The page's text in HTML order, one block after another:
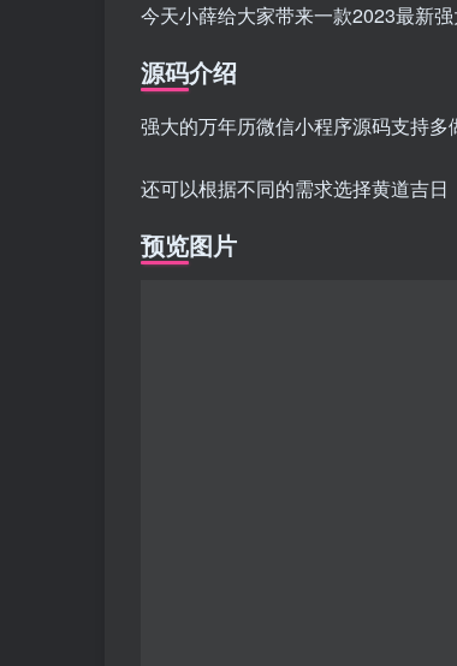
今天小薛给大家带来一款2023最新
源码介绍
强大的万年历微信小程序源码支持多
还可以根据不同的需求选择黄道吉日
预览图片